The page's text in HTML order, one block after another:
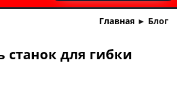
Главная ► Блог
станок для гибки